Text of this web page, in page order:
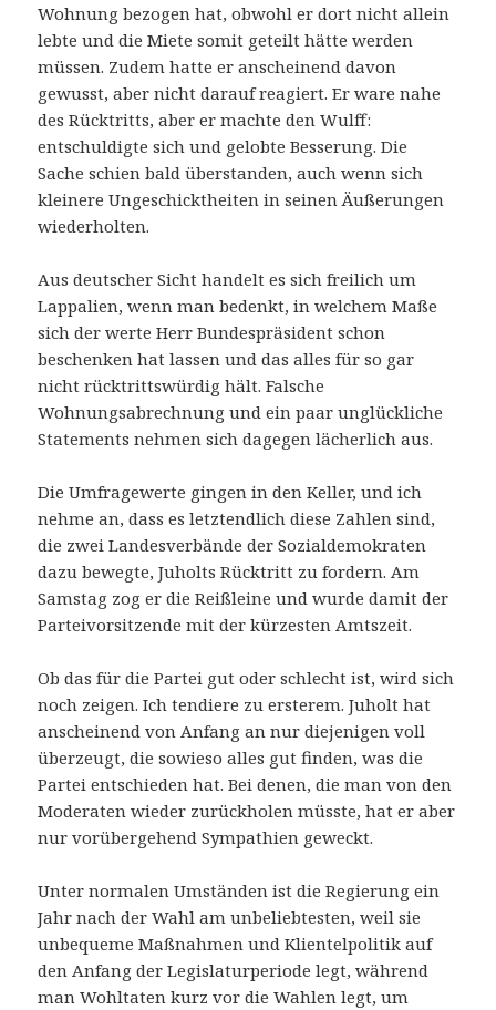
Wohnung bezogen hat, obwohl er dort nicht allein
lebte und die Miete somit geteilt hätte werden
müssen. Zudem hatte er anscheinend davon
gewusst, aber nicht darauf reagiert. Er ware nahe
des Rücktritts, aber er machte den Wulff:
entschuldigte sich und gelobte Besserung. Die
Sache schien bald überstanden, auch wenn sich
kleinere Ungeschicktheiten in seinen Äußerungen
wiederholten.
Aus deutscher Sicht handelt es sich freilich um
Lappalien, wenn man bedenkt, in welchem Maße
sich der werte Herr Bundespräsident schon
beschenken hat lassen und das alles für so gar
nicht rücktrittswürdig hält. Falsche
Wohnungsabrechnung und ein paar unglückliche
Statements nehmen sich dagegen lächerlich aus.
Die Umfragewerte gingen in den Keller, und ich
nehme an, dass es letztendlich diese Zahlen sind,
die zwei Landesverbände der Sozialdemokraten
dazu bewegte, Juholts Rücktritt zu fordern. Am
Samstag zog er die Reißleine und wurde damit der
Parteivorsitzende mit der kürzesten Amtszeit.
Ob das für die Partei gut oder schlecht ist, wird sich
noch zeigen. Ich tendiere zu ersterem. Juholt hat
anscheinend von Anfang an nur diejenigen voll
überzeugt, die sowieso alles gut finden, was die
Partei entschieden hat. Bei denen, die man von den
Moderaten wieder zurückholen müsste, hat er aber
nur vorübergehend Sympathien geweckt.
Unter normalen Umständen ist die Regierung ein
Jahr nach der Wahl am unbeliebtesten, weil sie
unbequeme Maßnahmen und Klientelpolitik auf
den Anfang der Legislaturperiode legt, während
man Wohltaten kurz vor die Wahlen legt, um